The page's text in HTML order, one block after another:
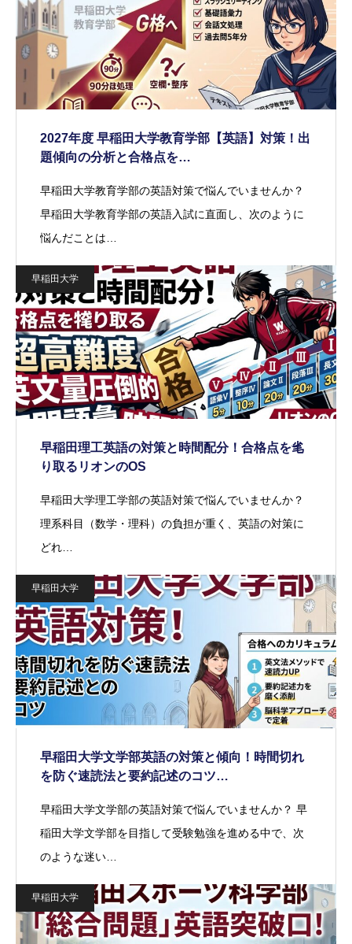
2027年度 早稲田大学教育学部【英語】対策！出
題傾向の分析と合格点を…
早稲田大学教育学部の英語対策で悩んでいませんか？
早稲田大学教育学部の英語入試に直面し、次のように
悩んだことは…
早稲田大学
早稲田理工英語の対策と時間配分！合格点を毟
り取るリオンのOS
早稲田大学理工学部の英語対策で悩んでいませんか？
理系科目（数学・理科）の負担が重く、英語の対策に
どれ…
早稲田大学
早稲田大学文学部英語の対策と傾向！時間切れ
を防ぐ速読法と要約記述のコツ…
早稲田大学文学部の英語対策で悩んでいませんか？ 早
稲田大学文学部を目指して受験勉強を進める中で、次
のような迷い…
早稲田大学